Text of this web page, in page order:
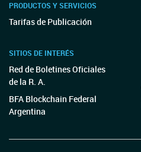
PRODUCTOS Y SERVICIOS
Tarifas de Publicación
SITIOS DE INTERÉS
Red de Boletines Oficiales
de la R. A.
BFA Blockchain Federal
Argentina